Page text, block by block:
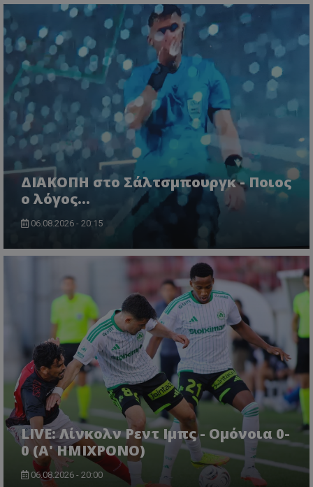
ΔΙΑΚΟΠΗ στο Σάλτσμπουργκ - Ποιος
ο λόγος...
06.08.2026 - 20:15
LIVE: Λίνκολν Ρεντ Ιμπς - Ομόνοια 0-
0 (Α' ΗΜΙΧΡΟΝΟ)
06.08.2026 - 20:00